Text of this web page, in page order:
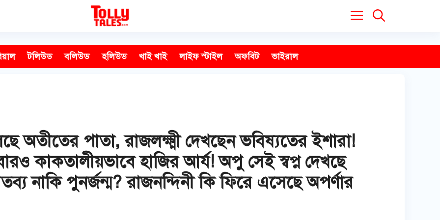
টলিউড বলিউড হলিউড খাই খাই লাইফ স্টাইল অফবিট ভাইরাল
অতীতের পাতা, রাজলক্ষ্মী দেখছেন ভবিষ্যতের ইশারা!
কাকতালীয়ভাবে হাজির আর্য! অপু সেই স্বপ্ন দেখছে
নাকি পুনর্জন্ম? রাজনন্দিনী কি ফিরে এসেছে অপর্ণার